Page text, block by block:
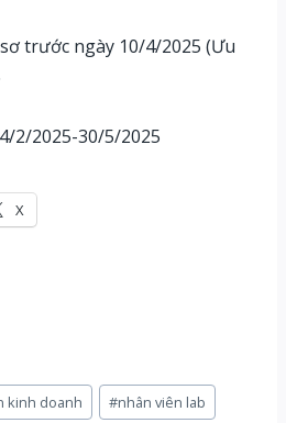
trước ngày 10/4/2025 (Ưu
2/2025-30/5/2025
X
kinh doanh #nhân viên lab